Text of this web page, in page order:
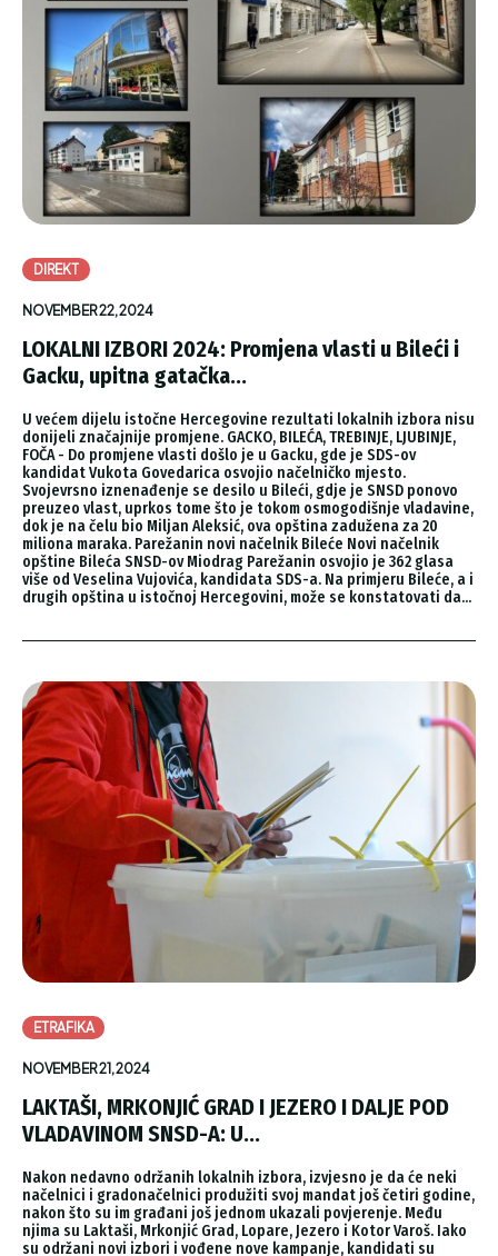
DIREKT
NOVEMBER 22, 2024
LOKALNI IZBORI 2024: Promjena vlasti u Bileći i
Gacku, upitna gatačka...
U većem dijelu istočne Hercegovine rezultati lokalnih izbora nisu
donijeli značajnije promjene. GACKO, BILEĆA, TREBINJE, LJUBINJE,
FOČA - Do promjene vlasti došlo je u Gacku, gde je SDS-ov
kandidat Vukota Govedarica osvojio načelničko mjesto.
Svojevrsno iznenađenje se desilo u Bileći, gdje je SNSD ponovo
preuzeo vlast, uprkos tome što je tokom osmogodišnje vladavine,
dok je na čelu bio Miljan Aleksić, ova opština zadužena za 20
miliona maraka. Parežanin novi načelnik Bileće Novi načelnik
opštine Bileća SNSD-ov Miodrag Parežanin osvojio je 362 glasa
više od Veselina Vujovića, kandidata SDS-a. Na primjeru Bileće, a i
drugih opština u istočnoj Hercegovini, može se konstatovati da...
ETRAFIKA
NOVEMBER 21, 2024
LAKTAŠI, MRKONJIĆ GRAD I JEZERO I DALJE POD
VLADAVINOM SNSD-A: U...
Nakon nedavno održanih lokalnih izbora, izvjesno je da će neki
načelnici i gradonačelnici produžiti svoj mandat još četiri godine,
nakon što su im građani još jednom ukazali povjerenje. Među
njima su Laktaši, Mrkonjić Grad, Lopare, Jezero i Kotor Varoš. Iako
su održani novi izbori i vođene nove kampanje, kandidati su